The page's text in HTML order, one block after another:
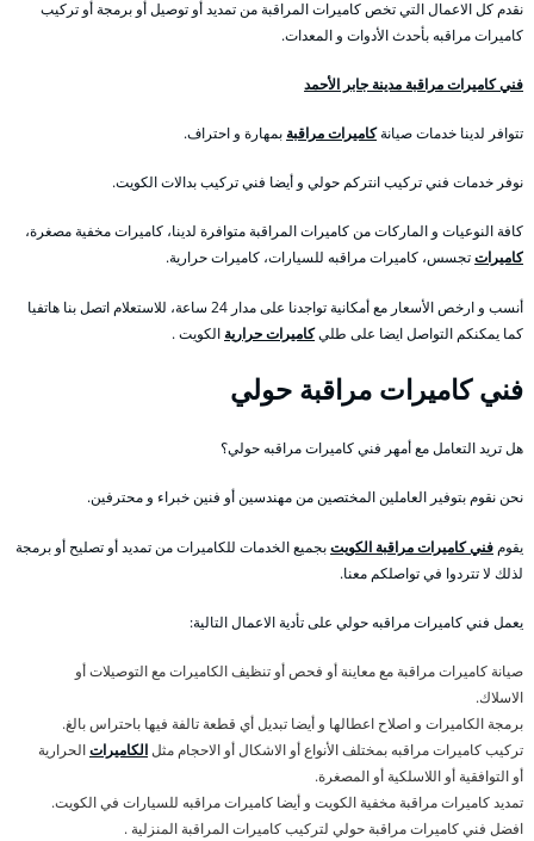
نقدم كل الاعمال التي تخص كاميرات المراقبة من تمديد أو توصيل أو برمجة أو تركيب
كاميرات مراقبه بأحدث الأدوات و المعدات.
فني كاميرات مراقبة مدينة جابر الأحمد
تتوافر لدينا خدمات صيانةكاميرات مراقبة بمهارة و احتراف.
نوفر خدمات فني تركيب انتركم حولي و أيضا فني تركيب بدالات الكويت.
كافة النوعيات و الماركات من كاميرات المراقبة متوافرة لدينا، كاميرات مخفية مصغرة،
كاميراتتجسس، كاميرات مراقبه للسيارات، كاميرات حرارية.
أنسب و ارخص الأسعار مع أمكانية تواجدنا على مدار 24 ساعة، للاستعلام اتصل بنا هاتفيا
كما يمكنكم التواصل ايضا على طليكاميرات حرارية الكويت .
فني كاميرات مراقبة حولي
هل تريد التعامل مع أمهر فني كاميرات مراقبه حولي؟
نحن نقوم بتوفير العاملين المختصين من مهندسين أو فنين خبراء و محترفين.
يقوم فني كاميرات مراقبة الكويتبجميع الخدمات للكاميرات من تمديد أو تصليح أو برمجة
لذلك لا تتردوا في تواصلكم معنا.
يعمل فني كاميرات مراقبه حولي على تأدية الاعمال التالية:
صيانة كاميرات مراقبة مع معاينة أو فحص أو تنظيف الكاميرات مع التوصيلات أو
الاسلاك.
برمجة الكاميرات و اصلاح اعطالها و أيضا تبديل أي قطعة تالفة فيها باحتراس بالغ.
تركيب كاميرات مراقبه بمختلف الأنواع أو الاشكال أو الاحجام مثلالكاميراتالحرارية
أو التوافقية أو اللاسلكية أو المصغرة.
تمديد كاميرات مراقبة مخفية الكويت و أيضا كاميرات مراقبه للسيارات في الكويت.
افضل فني كاميرات مراقبة حولي لتركيب كاميرات المراقبة المنزلية .